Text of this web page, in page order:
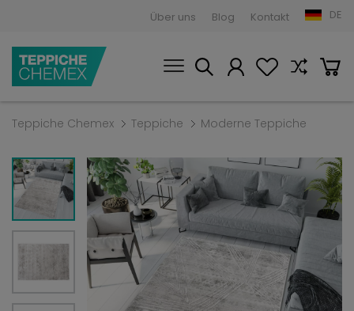
Über uns Blog Kontakt DE
Teppiche Chemex Teppiche Moderne Teppiche